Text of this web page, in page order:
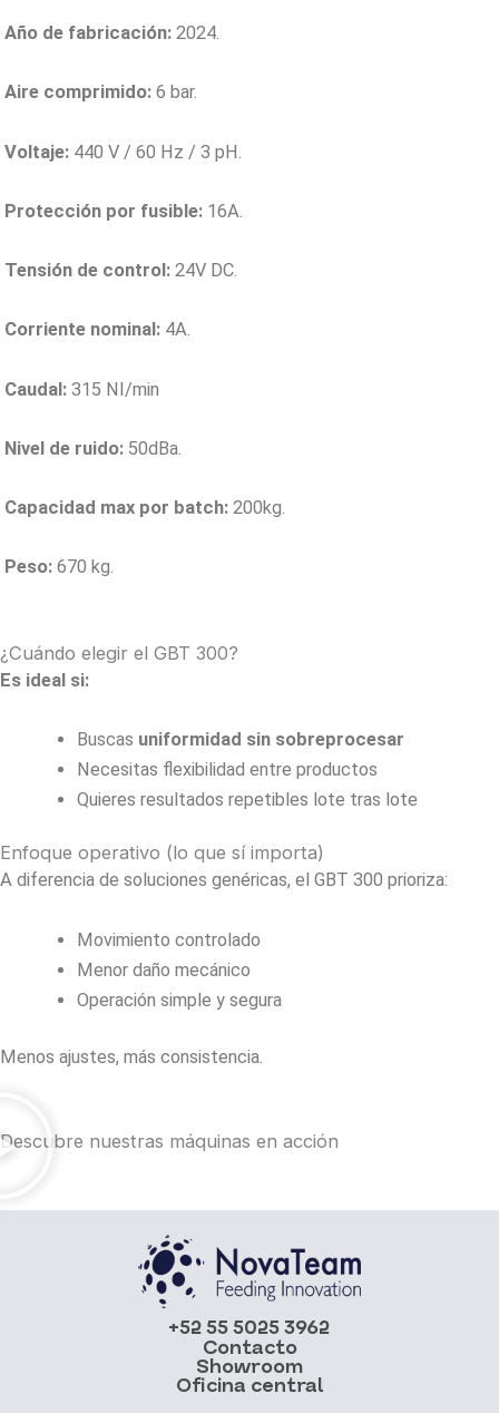
Año de fabricación: 2024.
Aire comprimido: 6 bar.
Voltaje: ​440 V / 60 Hz / 3 pH
Protección por fusible: 16A.
Tensión de control: 24V DC.
Corriente nominal: ​4A.
Caudal: ​315 NI/min
Nivel de ruido: 50dBa.
Capacidad max por batch: 200kg.
Peso: 670 kg​.
¿Cuándo elegir el GBT 300?
Es ideal si:
Buscas uniformidad sin sobreprocesar
Necesitas flexibilidad entre productos
Quieres resultados repetibles lote tras lote
Enfoque operativo (lo que sí importa)
A diferencia de soluciones genéricas, el GBT 300 prioriza:
Movimiento controlado
Menor daño mecánico
Operación simple y segura
Menos ajustes, más consistencia.
Descubre nuestras máquinas en acción
Contacto
+52 55 5025 3962
Showroom
Oficina central